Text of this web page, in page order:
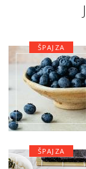
ŠPAJZA
ŠPAJZA